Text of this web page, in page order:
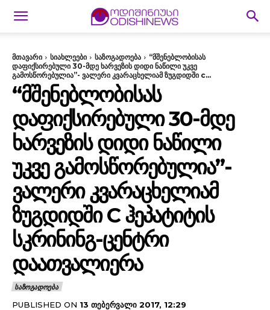
მთავარი სიახლეები საზოგადოება
“მშენებლობისას
დაფიქსირებული 30-მდე ხარვეზის დიდი ნაწილი უკვე
გამოსწორებულია”- ვალერი კვარაცხელიამ ზუგდიდში c...
“ᲛᲨᲔᲜᲔᲑᲚᲝᲑᲘᲡᲐᲡ
ᲓᲐᲤᲘᲥᲡᲘᲠᲔᲑᲣᲚᲘ 30-ᲛᲓᲔ
ᲮᲐᲠᲕᲔᲖᲘᲡ ᲓᲘᲓᲘ ᲜᲐᲬᲘᲚᲘ
ᲣᲙᲕᲔ ᲒᲐᲛᲝᲡᲬᲝᲠᲔᲑᲣᲚᲘᲐ”-
ᲕᲐᲚᲔᲠᲘ ᲙᲕᲐᲠᲐᲪᲮᲔᲚᲘᲐᲛ
ᲖᲣᲒᲓᲘᲓᲨᲘ C ᲰᲔᲞᲐᲢᲘᲢᲘᲡ
ᲡᲙᲠᲘᲜᲘᲜᲒ-ᲪᲔᲜᲢᲠᲘ
ᲓᲐᲐᲗᲕᲐᲚᲘᲔᲠᲐ
ᲡᲐᲖᲝᲒᲐᲓᲝᲔᲑᲐ
PUBLISHED ON 13 ᲗᲔᲑᲔᲠᲕᲐᲚᲘ 2017, 12:29